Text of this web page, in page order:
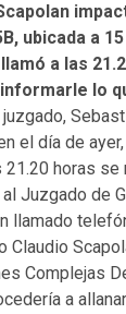
ubicada a
a las
lo
el día de
21.20 horas
Juzgado de
llamado
Claudio
Complejas
a